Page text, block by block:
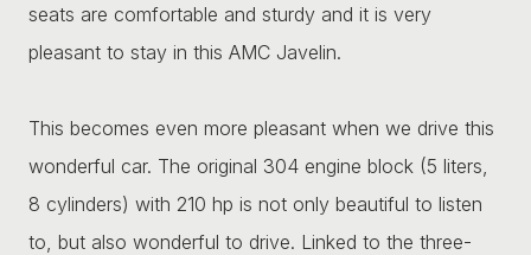
seats are comfortable and sturdy and it is very
pleasant to stay in this AMC Javelin.
This becomes even more pleasant when we drive this
wonderful car. The original 304 engine block (5 liters,
8 cylinders) with 210 hp is not only beautiful to listen
to, but also wonderful to drive. Linked to the three-